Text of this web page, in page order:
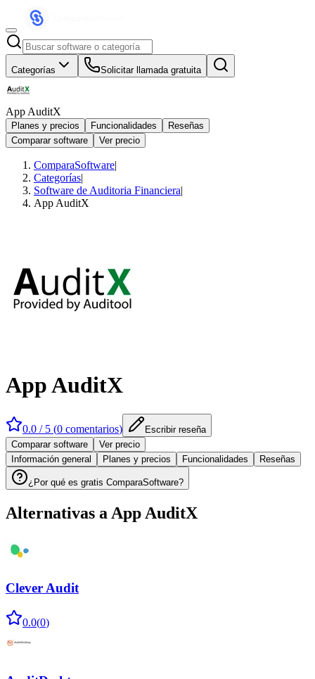
Categorías Solicitar llamada gratuita
App AuditX
Planes y precios Funcionalidades
Reseñas
Comparar software
Ver precio
ComparaSoftware|
Categorías|
Software de Auditoria Financiera|
App AuditX
App AuditX
0.0 / 5 (0 comentarios)
Escribir reseña
Comparar software
Ver precio
Información general
Planes y precios Funcionalidades Reseñas
¿Por qué es gratis ComparaSoftware?
Alternativas a App AuditX
Clever Audit
0.0(0)